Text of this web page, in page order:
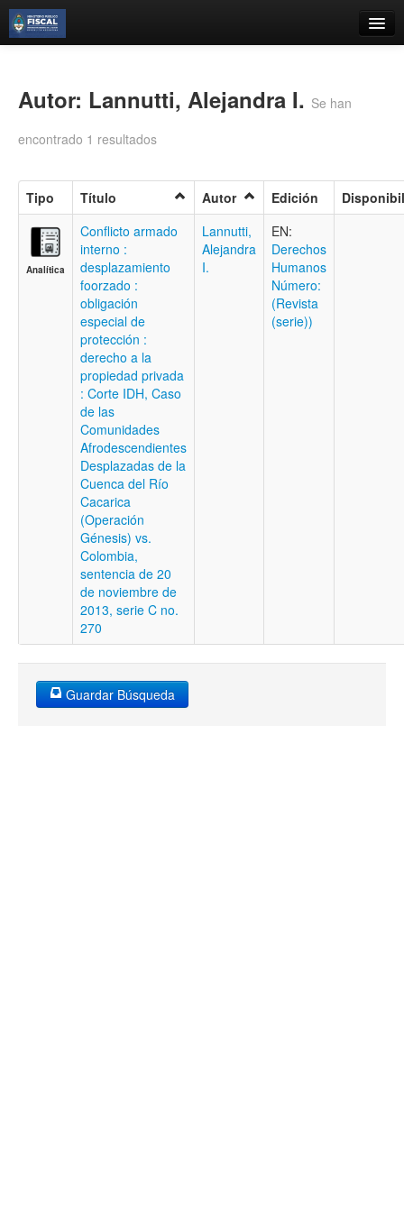
Búsqueda Avanzada
Contacto
Iniciar sesión
Autor: Lannutti, Alejandra I. Se han
encontrado 1 resultados
Tipo Título Autor Edición
Analítica
Conflicto armado
interno :
desplazamiento
foorzado :
obligación
especial de
protección :
derecho a la
propiedad privada
: Corte IDH, Caso
de las
Comunidades
Afrodescendientes
Desplazadas de la
Cuenca del Río
Cacarica
(Operación
Génesis) vs.
Colombia,
sentencia de 20
de noviembre de
2013, serie C no.
270
Lannutti,
Alejandra
I.
EN:
Derechos
Humanos
Número:
(Revista
(serie))
Guardar Búsqueda